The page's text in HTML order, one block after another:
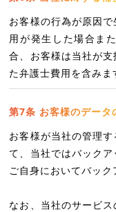
お客様の行為が原因
用が発生した場合ま
合、お客様は当社が
た弁護士費用を含みま
第7条 お客様のデータ
お客様が当社の管理
て、当社ではバック
ご自身においてバック
なお、当社のサービ